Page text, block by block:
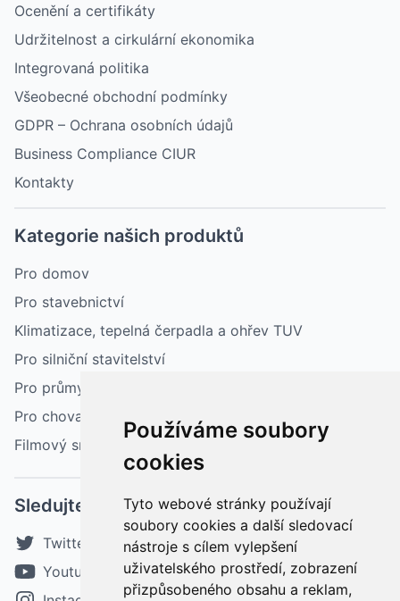
Používáme soubory
cookies
Tyto webové stránky používají
soubory cookies a další sledovací
nástroje s cílem vylepšení
uživatelského prostředí, zobrazení
přizpůsobeného obsahu a reklam,
Ocenění a certifikáty
Udržitelnost a cirkulární ekonomika
Integrovaná politika
Všeobecné obchodní podmínky
GDPR – Ochrana osobních údajů
Business Compliance CIUR
Kontakty
Kategorie našich produktů
Pro domov
Pro stavebnictví
Klimatizace, tepelná čerpadla a ohřev TUV
Pro silniční stavitelství
Pro průmysl
Pro chovatelství a zemědělství
Filmový sníh
Sledujte nás
Twitter
Youtube